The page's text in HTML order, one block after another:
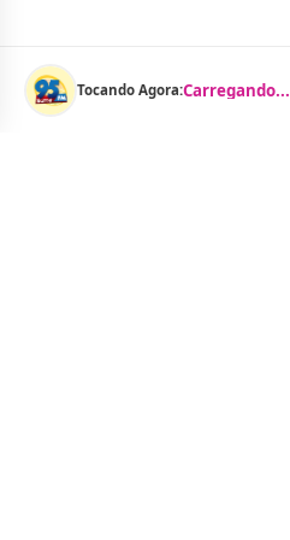
Tocando Agora:Carregando...